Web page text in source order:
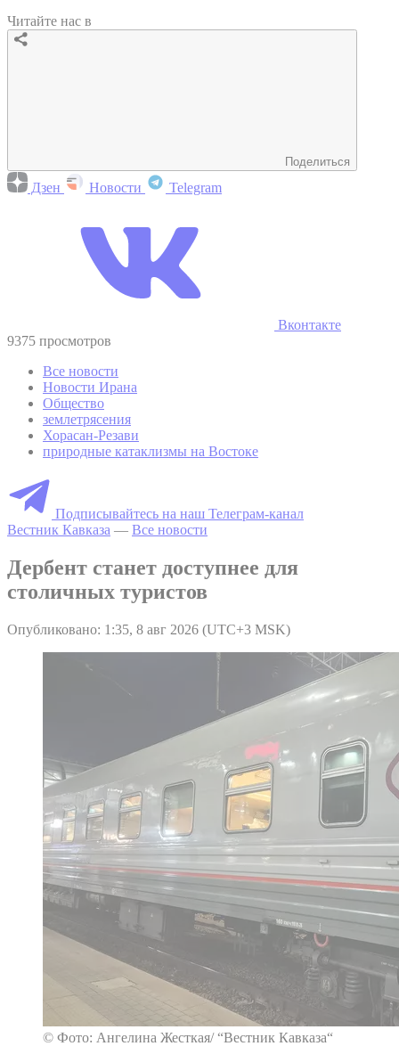
Читайте нас в
Поделиться
Дзен Новости Telegram
Вконтакте
9375 просмотров
Все новости
Новости Ирана
Общество
землетрясения
Хорасан-Резави
природные катаклизмы на Востоке
Подписывайтесь на наш Телеграм-канал
Вестник Кавказа — Все новости
Дербент станет доступнее для
столичных туристов
Опубликовано: 1:35, 8 авг 2026 (UTC+3 MSK)
© Фото: Ангелина Жесткая/ “Вестник Кавказа“